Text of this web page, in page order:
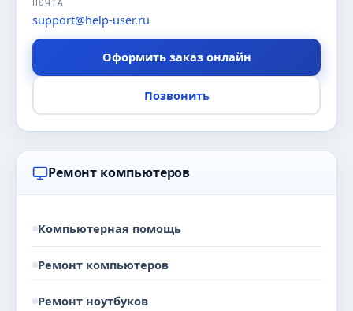
ПОЧТА
support@help-user.ru
Оформить заказ онлайн
Позвонить
Ремонт компьютеров
Компьютерная помощь
Ремонт компьютеров
Ремонт ноутбуков